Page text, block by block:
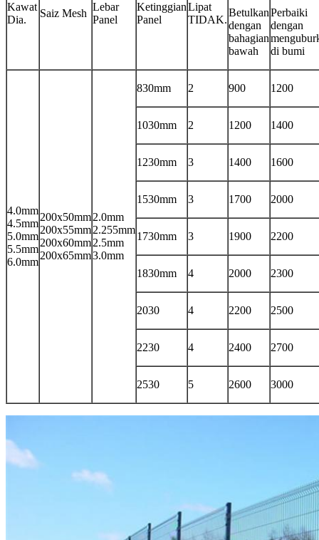
Kawat
Dia.
Saiz Mesh
Lebar
Panel
Ketinggian
Panel
Lipat
TIDAK.
Betulkan
dengan
bahagian
bawah
Perbaiki
dengan
di bumi
4.0mm
4.5mm
5.0mm
5.5mm
6.0mm
200x50mm
200x55mm
200x60mm
200x65mm
2.0mm
2.255mm
2.5mm
3.0mm
830mm 2 900 1200
1030mm 2 1200 1400
1230mm 3 1400 1600
1530mm 3 1700 2000
1730mm 3 1900 2200
1830mm 4 2000 2300
2030 4 2200 2500
2230 4 2400 2700
2530 5 2600 3000